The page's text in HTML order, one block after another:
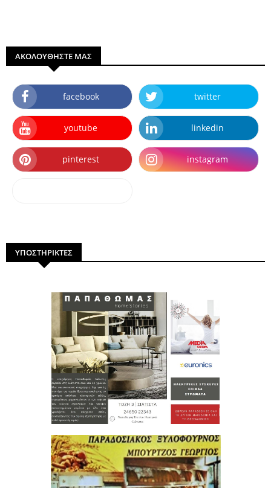
ΑΚΟΛΟΥΘΗΣΤΕ ΜΑΣ
facebook twitter
youtube linkedin
pinterest instagram
ΥΠΟΣΤΗΡΙΚΤΕΣ